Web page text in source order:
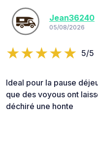
Jean36240
05/08/2026
5/5
Ideal pour la pause
que des voyous ont
déchiré une honte